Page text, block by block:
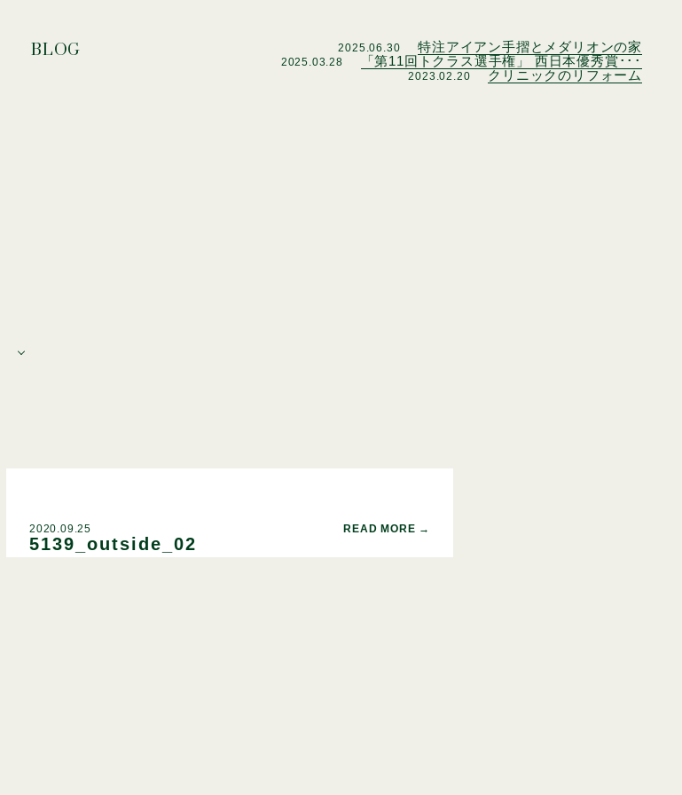
BLOG
5139_outside_02
2020.09.25
2025.06.30 特注アイアン手摺とメダリオンの家
2025.03.28 「第11回トクラス選手権」 西日本優秀賞･･･
2023.02.20 クリニックのリフォーム